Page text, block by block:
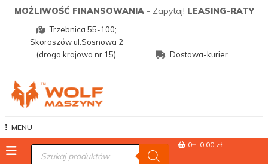
SkipMOŻLIWOŚĆ FINANSOWANIA- Zapytaj! LEASING-RATY
Trzebnica 55-100;
Skoroszów ul.Sosnowa 2
(droga krajowa nr 15)
Dostawa-kurier
MENU
Wyszukiwarka
produktów
0 0,00 zł